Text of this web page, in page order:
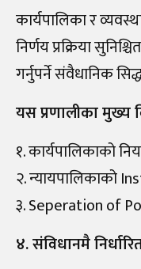
कार्यपालिका र
निर्णय प्रक्रिया
गर्नुपर्ने संवैधानिक
यस प्रणालीका मुख्य
१. कार्यपालिकाको
२. न्यायपालिकाको
३. Seperation of
४. संविधानमै